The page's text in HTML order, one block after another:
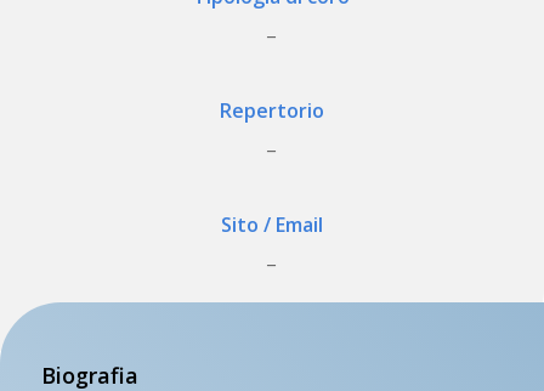
Repertorio
Sito / Email
Biografia